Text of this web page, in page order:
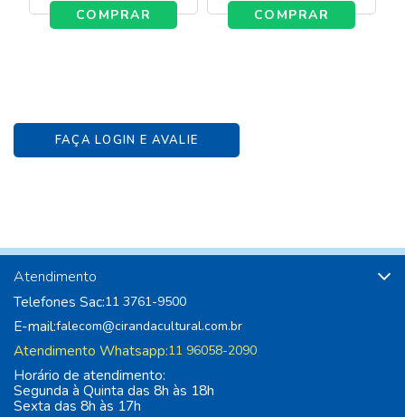
COMPRAR COMPRAR
FAÇA LOGIN E AVALIE
Atendimento
Telefones Sac:11 3761-9500
E-mail:falecom@cirandacultural.com.br
Atendimento Whatsapp:11 96058-2090
Horário de atendimento:
Segunda à Quinta das 8h às 18h
Sexta das 8h às 17h